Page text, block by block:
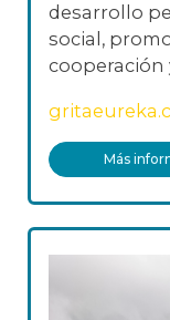
desarrollo
social,
cooperación
Más